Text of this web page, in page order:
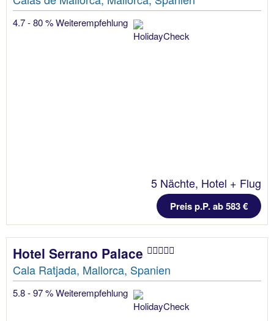
4.7 - 80 % Weiterempfehlung
5 Nächte, Hotel + Flug
Preis p.P. ab 583 €
Hotel Serrano Palace
Cala Ratjada, Mallorca, Spanien
5.8 - 97 % Weiterempfehlung